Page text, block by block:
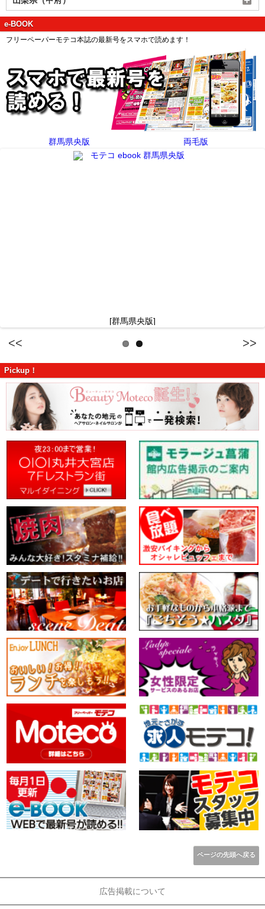
e-BOOK
フリーペーパーモテコ本誌の最新号をスマホで読めます！
群馬県央版 両毛版
[群馬県央版]
Pickup！
ページの先頭へ戻る
広告掲載について